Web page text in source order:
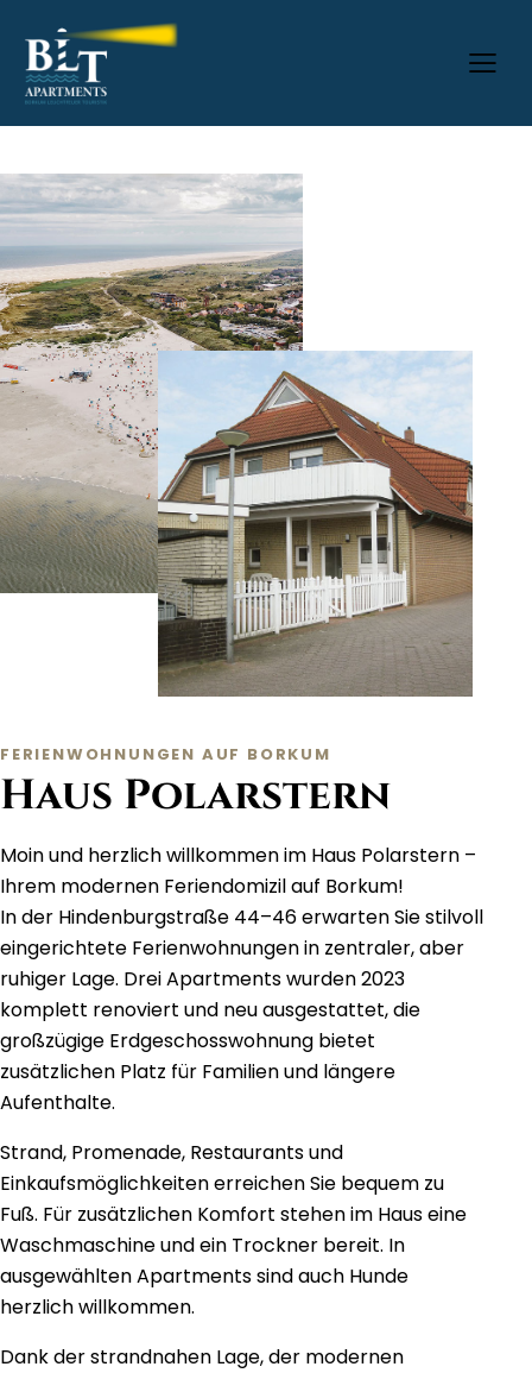
FERIENWOHNUNGEN AUF BORKUM
Haus Polarstern
Moin und herzlich willkommen im Haus Polarstern –
Ihrem modernen Feriendomizil auf Borkum!
In der Hindenburgstraße 44–46 erwarten Sie stilvoll
eingerichtete Ferienwohnungen in zentraler, aber
ruhiger Lage. Drei Apartments wurden 2023
komplett renoviert und neu ausgestattet, die
großzügige Erdgeschosswohnung bietet
zusätzlichen Platz für Familien und längere
Aufenthalte.
Strand, Promenade, Restaurants und
Einkaufsmöglichkeiten erreichen Sie bequem zu
Fuß. Für zusätzlichen Komfort stehen im Haus eine
Waschmaschine und ein Trockner bereit. In
ausgewählten Apartments sind auch Hunde
herzlich willkommen.
Dank der strandnahen Lage, der modernen